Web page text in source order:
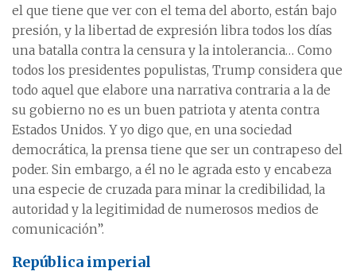
el que tiene que ver con el tema del aborto, están bajo
presión, y la libertad de expresión libra todos los días
una batalla contra la censura y la intolerancia… Como
todos los presidentes populistas, Trump considera que
todo aquel que elabore una narrativa contraria a la de
su gobierno no es un buen patriota y atenta contra
Estados Unidos. Y yo digo que, en una sociedad
democrática, la prensa tiene que ser un contrapeso del
poder. Sin embargo, a él no le agrada esto y encabeza
una especie de cruzada para minar la credibilidad, la
autoridad y la legitimidad de numerosos medios de
comunicación”.
República imperial